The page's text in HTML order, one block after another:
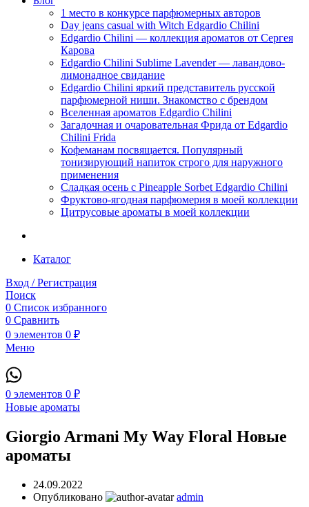
1 место в конкурсе парфюмерных авторов
Day jeans casual with Witch Edgardio Chilini
Edgardio Chilini — коллекция ароматов от Сергея
Карова
Edgardio Chilini Sublime Lavender — лавандово-
лимонадное свидание
Edgardio Chilini яркий представитель русской
парфюмерной ниши. Знакомство с брендом
Вселенная ароматов Edgardio Chilini
Загадочная и очаровательная Фрида от Edgardio
Chilini Frida
Кофеманам посвящается. Популярный
тонизирующий напиток строго для наружного
применения
Сладкая осень с Pineapple Sorbet Edgardio Chilini
Фруктово-ягодная парфюмерия в моей коллекции
​Цитрусовые ароматы в моей коллекции
Каталог
Вход / Регистрация
Поиск
0 Список избранного
0 Сравнить
0 элементов 0 ₽
Меню
0 элементов 0 ₽
Новые ароматы
Giorgio Armani My Way Floral Новые
ароматы
24.09.2022
Опубликовано
admin